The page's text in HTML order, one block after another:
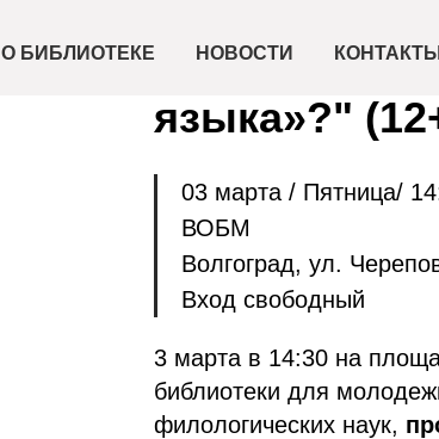
О БИБЛИОТЕКЕ НОВОСТИ КОНТАКТЫ
Лекция "Что
языка»?"
03 марта / Пятница/
ВОБМ
Волгоград, ул.
Вход свободный
3 марта в 14:30 на
библиотеки для
филологических наук,